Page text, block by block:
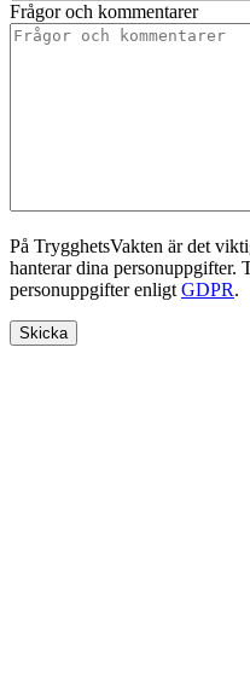
Frågor och kommentarer
På TrygghetsVakten är det
hanterar dina personuppgifter.
personuppgifter enligtGDPR.